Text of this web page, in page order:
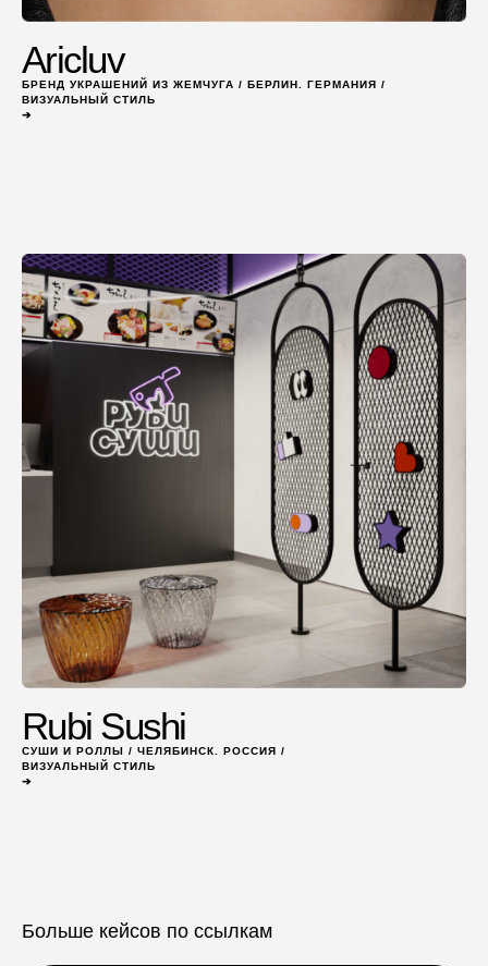
Aricluv
БРЕНД УКРАШЕНИЙ ИЗ ЖЕМЧУГА / БЕРЛИН. ГЕРМАНИЯ /
ВИЗУАЛЬНЫЙ СТИЛЬ
➔
Rubi Sushi
СУШИ И РОЛЛЫ / ЧЕЛЯБИНСК. РОССИЯ /
ВИЗУАЛЬНЫЙ СТИЛЬ
➔
Больше кейсов по ссылкам